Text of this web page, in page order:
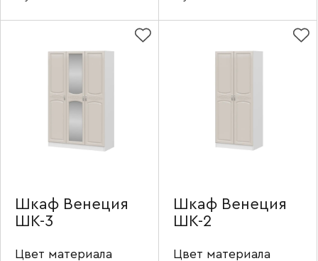
Шкаф Венеция
ШК-3
Цвет материала
Шкаф Венеция
ШК-2
Цвет материала